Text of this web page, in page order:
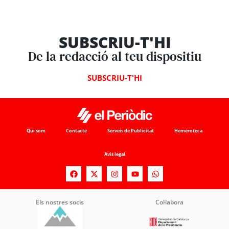
SUBSCRIU-T'HI
De la redacció al teu dispositiu
SUBSCRIU-T'HI
Qui som Contacte Serveis de Publicitat Hemeroteca
Avís legal
Els nostres socis Col·labora